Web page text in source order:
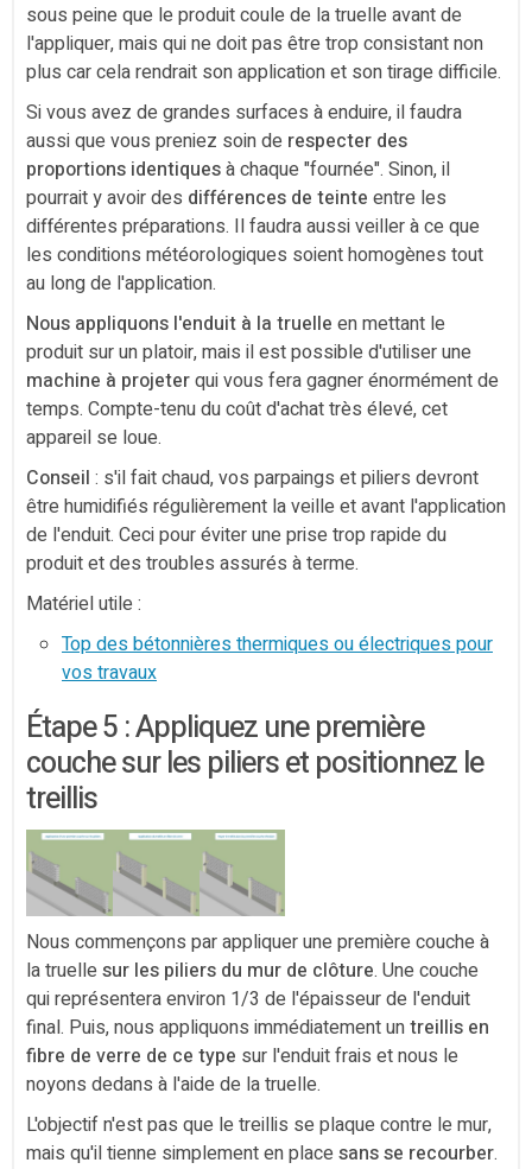
sous peine que le produit coule de la truelle avant de
l'appliquer, mais qui ne doit pas être trop consistant non
plus car cela rendrait son application et son tirage difficile.
Si vous avez de grandes surfaces à enduire, il faudra
aussi que vous preniez soin de respecter des
proportions identiquesà chaque "fournée". Sinon, il
pourrait y avoir des différences de teinte entre les
différentes préparations. Il faudra aussi veiller à ce que
les conditions météorologiques soient homogènes tout
au long de l'application.
Nous appliquons l'enduit à la truelle en mettant le
produit sur un platoir, mais il est possible d'utiliser une
machine à projeterqui vous fera gagner énormément de
temps. Compte-tenu du coût d'achat très élevé, cet
appareil se loue.
Conseil : s'il fait chaud, vos parpaings et piliers devront
être humidifiés régulièrement la veille et avant l'application
de l'enduit. Ceci pour éviter une prise trop rapide du
produit et des troubles assurés à terme.
Matériel utile :
Top des bétonnières thermiques ou électriques pour
vos travaux
Étape 5 : Appliquez une première
couche sur les piliers et positionnez le
treillis
Nous commençons par appliquer une première couche à
la truellesur les piliers du mur de clôture. Une couche
qui représentera environ 1/3 de l'épaisseur de l'enduit
final. Puis, nous appliquons immédiatement untreillis en
fibre de verre de ce type sur l'enduit frais et nous le
noyons dedans à l'aide de la truelle.
L'objectif n'est pas que le treillis se plaque contre le mur,
mais qu'il tienne simplement en placesans se recourber.